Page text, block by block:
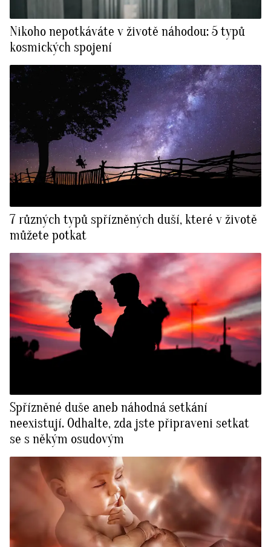
Nikoho nepotkáváte v životě náhodou: 5 typů
kosmických spojení
7 různých typů spřízněných duší, které v životě
můžete potkat
Spřízněné duše aneb náhodná setkání
neexistují. Odhalte, zda jste připraveni setkat
se s někým osudovým